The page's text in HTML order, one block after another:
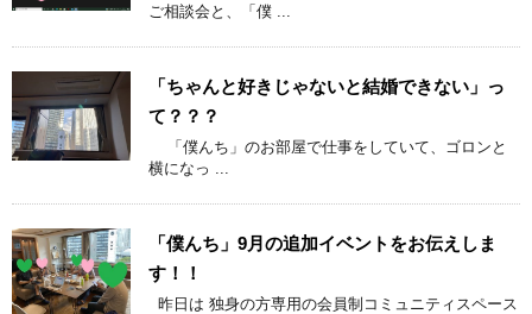
ご相談会と、「僕 ...
「ちゃんと好きじゃないと結婚できない」っ
て？？？
「僕んち」のお部屋で仕事をしていて、ゴロンと
横になっ ...
「僕んち」9月の追加イベントをお伝えしま
す！！
昨日は 独身の方専用の会員制コミュニティスペース